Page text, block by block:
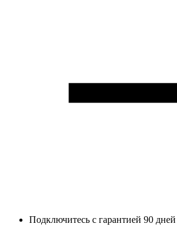
Подключитесь с гарантией 90 дней